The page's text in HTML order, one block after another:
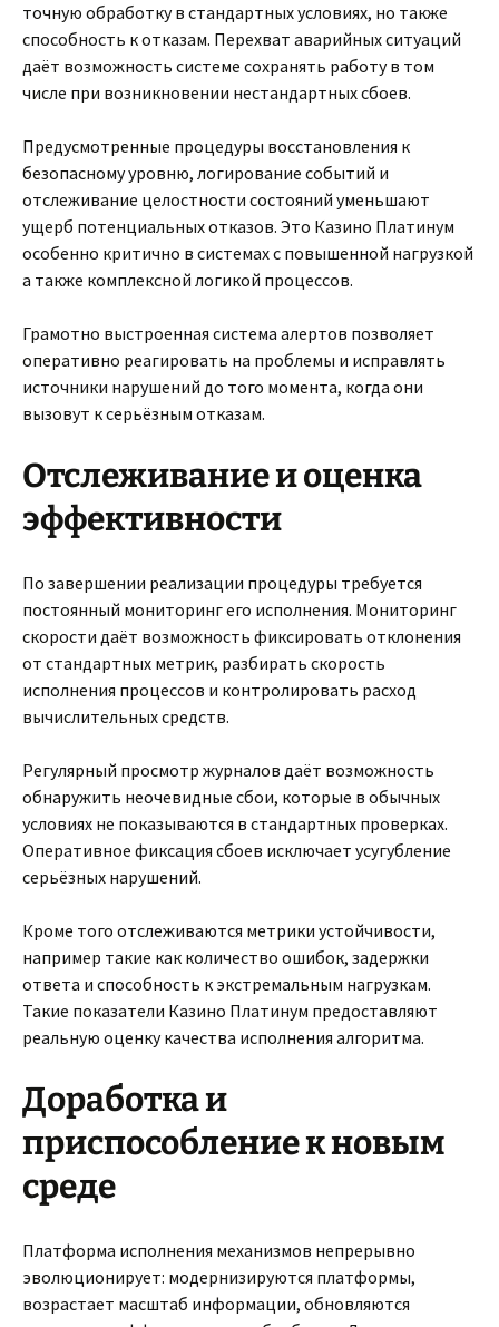
точную обработку в стандартных условиях, но также
способность к отказам. Перехват аварийных ситуаций
даёт возможность системе сохранять работу в том
числе при возникновении нестандартных сбоев.
Предусмотренные процедуры восстановления к
безопасному уровню, логирование событий и
отслеживание целостности состояний уменьшают
ущерб потенциальных отказов. Это Казино Платинум
особенно критично в системах с повышенной нагрузкой
а также комплексной логикой процессов.
Грамотно выстроенная система алертов позволяет
оперативно реагировать на проблемы и исправлять
источники нарушений до того момента, когда они
вызовут к серьёзным отказам.
Отслеживание и оценка
эффективности
По завершении реализации процедуры требуется
постоянный мониторинг его исполнения. Мониторинг
скорости даёт возможность фиксировать отклонения
от стандартных метрик, разбирать скорость
исполнения процессов и контролировать расход
вычислительных средств.
Регулярный просмотр журналов даёт возможность
обнаружить неочевидные сбои, которые в обычных
условиях не показываются в стандартных проверках.
Оперативное фиксация сбоев исключает усугубление
серьёзных нарушений.
Кроме того отслеживаются метрики устойчивости,
например такие как количество ошибок, задержки
ответа и способность к экстремальным нагрузкам.
Такие показатели Казино Платинум предоставляют
реальную оценку качества исполнения алгоритма.
Доработка и
приспособление к новым
среде
Платформа исполнения механизмов непрерывно
эволюционирует: модернизируются платформы,
возрастает масштаб информации, обновляются